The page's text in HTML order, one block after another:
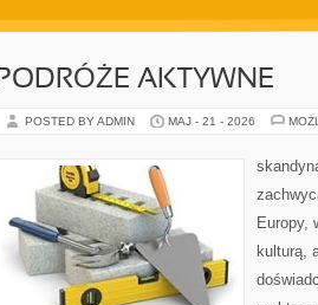
PODRÓŻE AKTYWNE
POSTED BY ADMIN MAJ - 21 - 2026
Europy,
kulturą,